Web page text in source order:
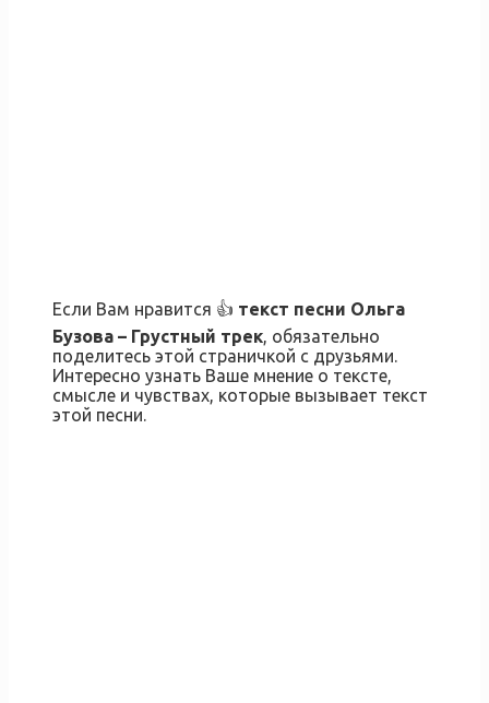
Если Вам нравится 👍 текст песни Ольга
Бузова – Грустный трек, обязательно
поделитесь этой страничкой с друзьями.
Интересно узнать Ваше мнение о тексте,
смысле и чувствах, которые вызывает текст
этой песни.